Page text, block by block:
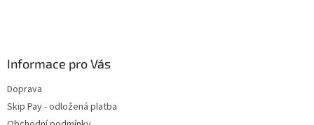
Informace pro Vás
Doprava
Skip Pay - odložená platba